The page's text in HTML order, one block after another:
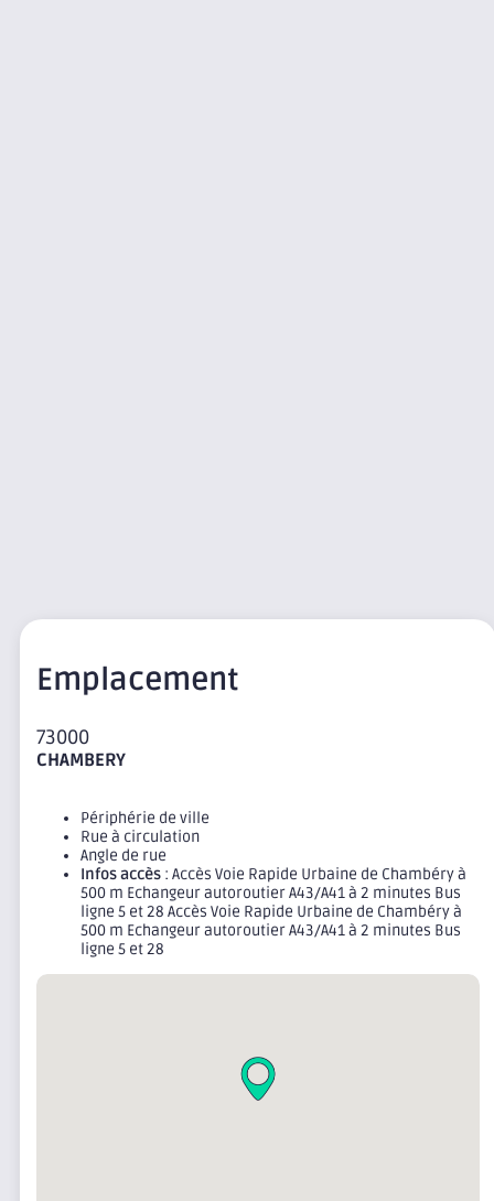
Emplacement
73000
CHAMBERY
Périphérie de ville
Rue à circulation
Angle de rue
Infos accès : Accès Voie Rapide Urbaine de Chambéry à
500 m Echangeur autoroutier A43/A41 à 2 minutes Bus
ligne 5 et 28 Accès Voie Rapide Urbaine de Chambéry à
500 m Echangeur autoroutier A43/A41 à 2 minutes Bus
ligne 5 et 28